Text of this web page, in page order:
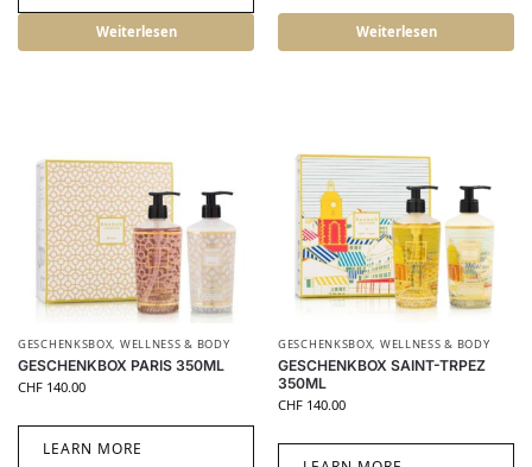
Weiterlesen Weiterlesen
GESCHENKSBOX, WELLNESS & BODY
GESCHENKBOX PARIS 350ML
CHF 140.00
LEARN MORE
GESCHENKSBOX, WELLNESS & BODY
GESCHENKBOX SAINT-TRPEZ
350ML
CHF 140.00